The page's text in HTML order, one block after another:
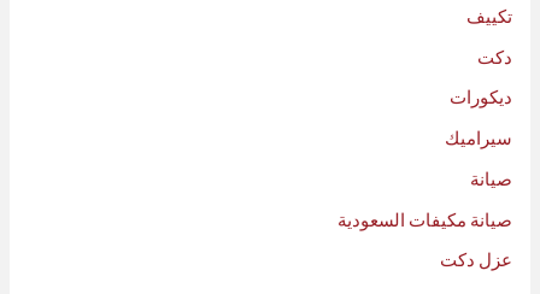
تكييف
دكت
ديكورات
سيراميك
صيانة
صيانة مكيفات السعودية
عزل دكت